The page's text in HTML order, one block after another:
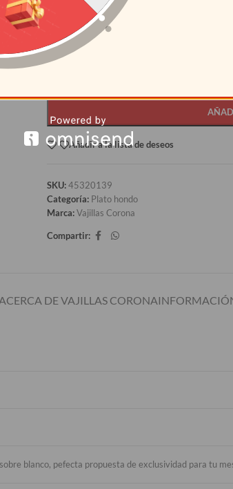
12+
Añadir a la lista de deseos
SKU:45320139
Categoría: Plato hondo
Marca:Vajillas Corona
Compartir:
ACERCA DE VAJILLAS CORONA
blanco, pefecta propuesta de exclusividad para tu